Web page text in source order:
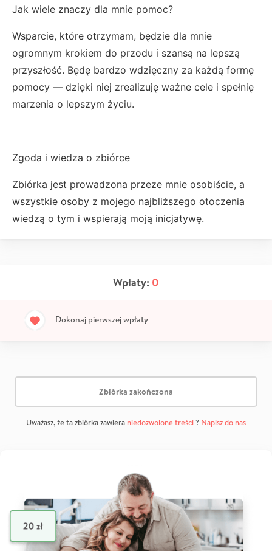
Jak wiele znaczy dla mnie pomoc?
Wsparcie, które otrzymam, będzie dla mnie
ogromnym krokiem do przodu i szansą na lepszą
przyszłość. Będę bardzo wdzięczny za każdą formę
pomocy — dzięki niej zrealizuję ważne cele i spełnię
marzenia o lepszym życiu.
Zgoda i wiedza o zbiórce
Zbiórka jest prowadzona przeze mnie osobiście, a
wszystkie osoby z mojego najbliższego otoczenia
wiedzą o tym i wspierają moją inicjatywę.
Wpłaty: 0
Dokonaj pierwszej wpłaty
Zbiórka zakończona
Uważasz, że ta zbiórka zawiera niedozwolone treści? Napisz do nas